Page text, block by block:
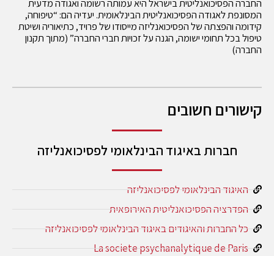
החברה הפסיכואנליטית בישראל היא עמותה רשומה ואגודה מדעית
המסונפת לאגודה הפסיכואנליטית הבינלאומית. יעדיה הם: “טיפוחה,
קידומה והפצתה של הפסיכואנליזה מייסודו של פרויד, כתיאוריה ושיטת
טיפול בכל תחומי ישומה, הגנה על זכויות חברי החברה” (מתוך תקנון
החברה)
קישורים חשובים
חברות באיגוד הבינלאומי לפסיכואנליזה
האיגוד הבינלאומי לפסיכואנליזה
הפדרציה הפסיכואנליטית האירופאית
כל החברות והאיגודים באיגוד הבינלאומי לפסיכואנליזה
La societe psychanalytique de Paris